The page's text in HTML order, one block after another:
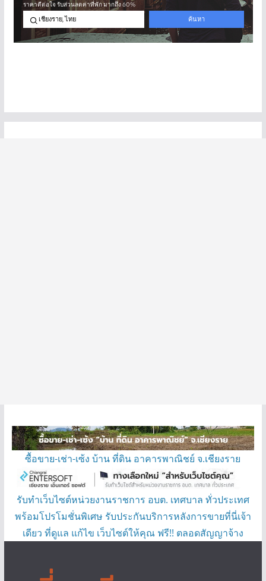
ซื้อขาย-เช่า-เซ้ง บ้าน ที่ดิน อาคารพาณิชย์ จ.เชียงราย
รับทำเว็บไซต์หน่วยงานราชการ อบต. เทศบาล ทั่วประเทศ
พร้อมโปรโมชั่นพิเศษ รับประกันบริการหลังการขายที่นี่เจ้า
เดียว ที่ดูแล แก้ไข เว็บไซต์ให้คุณ ฟรี!! ตลอดสัญญาจ้าง